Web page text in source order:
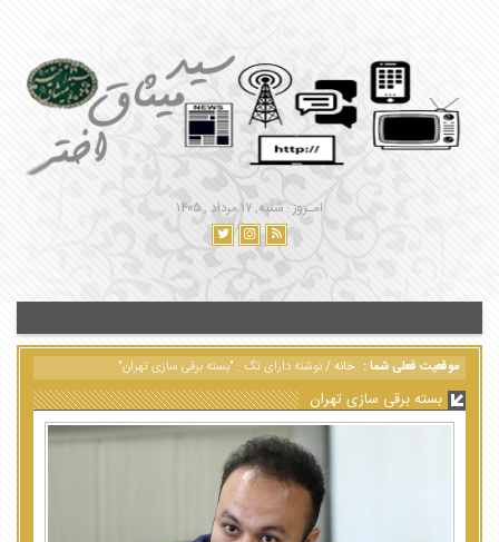
امـروز : شنبه, ۱۷ مرداد , ۱۴۰۵
موقعیت فعلی شما : خانه/نوشته دارای تگ : "بسته برقی سازی تهران"
بسته برقی سازی تهران